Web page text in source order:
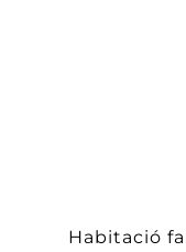
Habitació